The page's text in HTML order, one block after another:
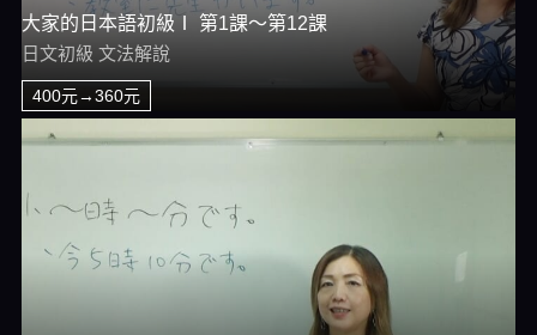
大家的日本語初級Ⅰ 第1課～第12課
日文初級 文法解說
400元→360元